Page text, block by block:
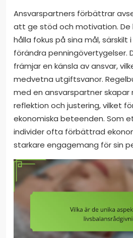
Ansvarspartners förbättrar
att ge stöd och motivation. De
hålla fokus på sina mål,
förändra penningövertygelser.
främjar en känsla av ansvar,
medvetna utgiftsvanor.
med en ansvarspartner
reflektion och justering, vilket
ekonomiska beteenden. Som
individer ofta förbättrad
starkare engagemang för sin